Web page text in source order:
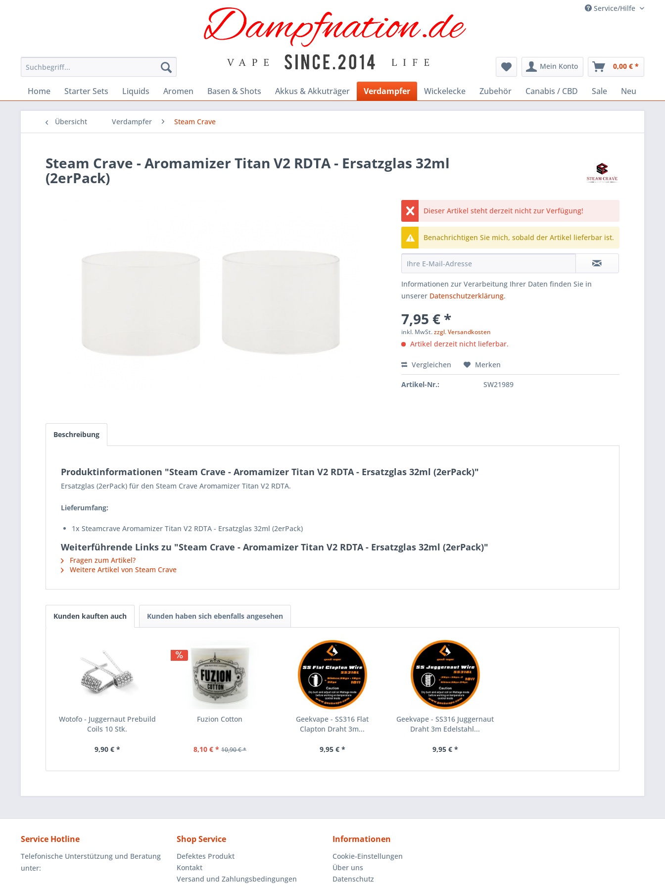
Service/Hilfe
Mein Konto 0,00 € *
Home Starter Sets Liquids Aromen Basen & Shots Akkus & Akkuträger Verdampfer Wickelecke Zubehör Canabis / CBD Sale Neu
Übersicht Verdampfer Steam Crave
Steam Crave - Aromamizer Titan V2 RDTA - Ersatzglas 32ml
(2erPack)
Dieser Artikel steht derzeit nicht zur Verfügung!
Benachrichtigen Sie mich, sobald der Artikel lieferbar ist.
Informationen zur Verarbeitung Ihrer Daten finden Sie in
unserer Datenschutzerklärung.
7,95 € *
inkl. MwSt.zzgl. Versandkosten
Artikel derzeit nicht lieferbar.
Vergleichen Merken
Artikel-Nr.: SW21989
Beschreibung
Produktinformationen "Steam Crave - Aromamizer Titan V2 RDTA - Ersatzglas 32ml (2erPack)"
Ersatzglas (2erPack) für den Steam Crave Aromamizer Titan V2 RDTA.
Lieferumfang:
1x Steamcrave Aromamizer Titan V2 RDTA - Ersatzglas 32ml (2erPack)
Weiterführende Links zu "Steam Crave - Aromamizer Titan V2 RDTA - Ersatzglas 32ml (2erPack)"
Fragen zum Artikel?
Weitere Artikel von Steam Crave
Kunden kauften auch Kunden haben sich ebenfalls angesehen
Wotofo - Juggernaut Prebuild
Coils 10 Stk.
9,90 € *
Fuzion Cotton
8,10 € * 10,90 € *
Geekvape - SS316 Flat
Clapton Draht 3m...
9,95 € *
Geekvape - SS316 Juggernaut
Draht 3m Edelstahl...
9,95 € *
Service Hotline
Telefonische Unterstützung und Beratung
unter:
Shop Service
Defektes Produkt
Kontakt
Versand und Zahlungsbedingungen
Informationen
Cookie-Einstellungen
Über uns
Datenschutz